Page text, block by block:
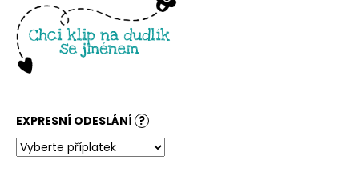
EXPRESNÍ ODESLÁNÍ ?
e